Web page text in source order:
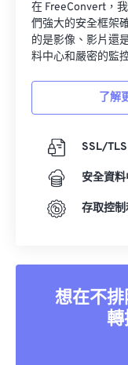
在 FreeConvert，
們強大的安全框架
的是影像、影片還
料中心和嚴密的監
了解
SSL/
安全資
存取控
想在不